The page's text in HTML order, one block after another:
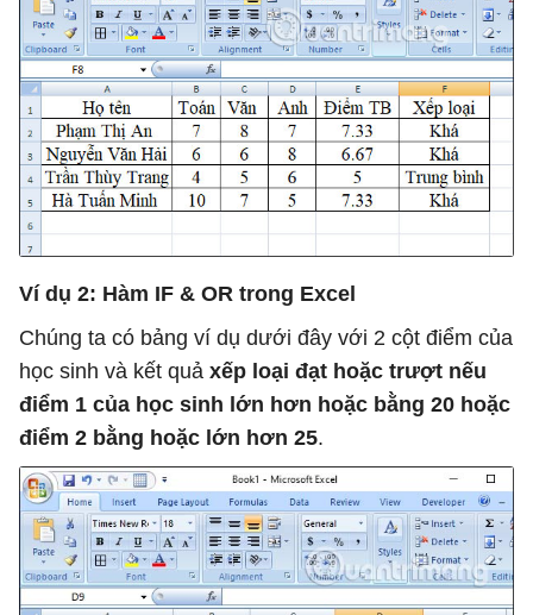
Ví dụ 2: Hàm IF & OR trong Excel
Chúng ta có bảng ví dụ dưới đây với 2 cột điểm của
học sinh và kết quả xếp loại đạt hoặc trượt nếu
điểm 1 của học sinh lớn hơn hoặc bằng 20 hoặc
điểm 2 bằng hoặc lớn hơn 25.